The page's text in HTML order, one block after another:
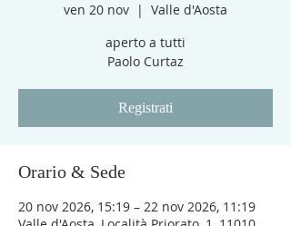
ven 20 nov
  |
Valle d'Aosta
aperto a tutti
Paolo Curtaz
Registrati
Orario & Sede
20 nov 2026, 15:19 – 22 nov 2026, 11:19